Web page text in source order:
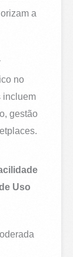
a
no
incluem
gestão
Uso